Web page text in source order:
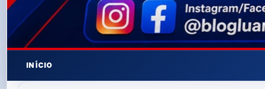
INÍCIO